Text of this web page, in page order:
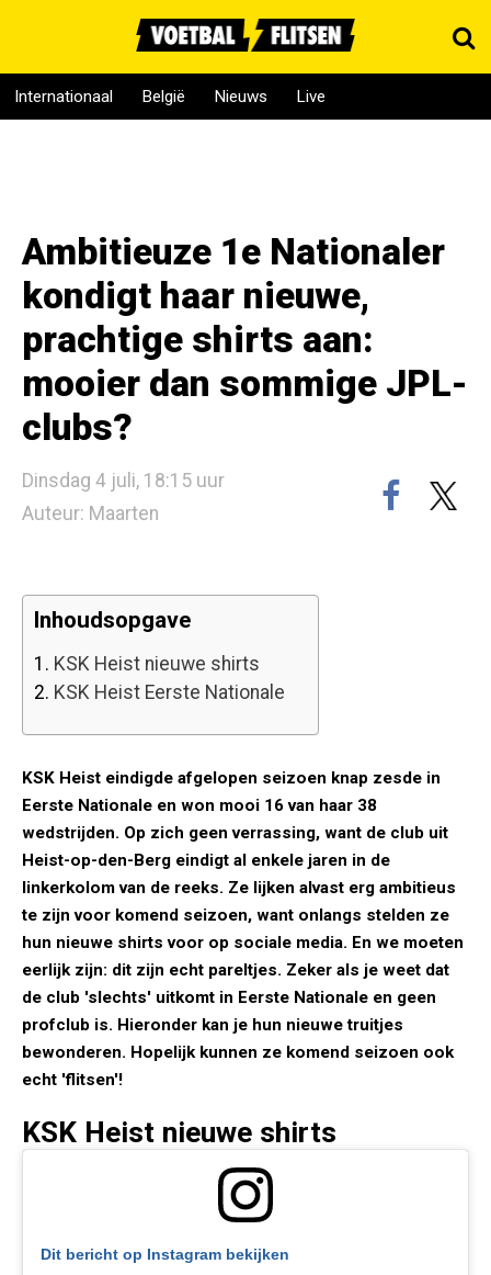
Internationaal België Nieuws Live
Ambitieuze 1e Nationaler
kondigt haar nieuwe,
prachtige shirts aan:
mooier dan sommige JPL-
clubs?
Dinsdag 4 juli, 18:15 uur
Auteur: Maarten
Inhoudsopgave
1. KSK Heist nieuwe shirts
2. KSK Heist Eerste Nationale
KSK Heist eindigde afgelopen seizoen knap zesde in
Eerste Nationale en won mooi 16 van haar 38
wedstrijden. Op zich geen verrassing, want de club uit
Heist-op-den-Berg eindigt al enkele jaren in de
linkerkolom van de reeks. Ze lijken alvast erg ambitieus
te zijn voor komend seizoen, want onlangs stelden ze
hun nieuwe shirts voor op sociale media. En we moeten
eerlijk zijn: dit zijn echt pareltjes. Zeker als je weet dat
de club 'slechts' uitkomt in Eerste Nationale en geen
profclub is. Hieronder kan je hun nieuwe truitjes
bewonderen. Hopelijk kunnen ze komend seizoen ook
echt 'flitsen'!
KSK Heist nieuwe shirts
Dit bericht op Instagram bekijken